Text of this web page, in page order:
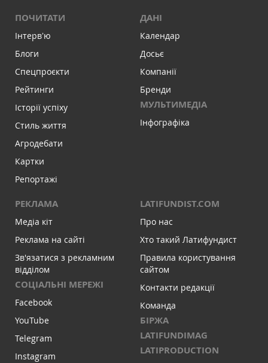
ПОЧИТАТИ
Інтервʼю
Блоги
Спецпроєкти
Рейтинги
Історії успіху
Стиль життя
Агродебати
Картки
Репортажі
ДАНІ
Календар
Досьє
Компанії
Бренди
МУЛЬТИМЕДІА
Інфографіка
РЕКЛАМА
Медіа кіт
Реклама на сайті
Зв'язатися з рекламним
відділом
СОЦІАЛЬНІ МЕРЕЖІ
Facebook
YouTube
Telegram
Instagram
LATIFUNDIST.COM
Про нас
Хто такий Латифундист
Правила користування
сайтом
Контакти редакції
Команда
БІРЖА
LATIFUNDIMAG
LATIPRODUCTION